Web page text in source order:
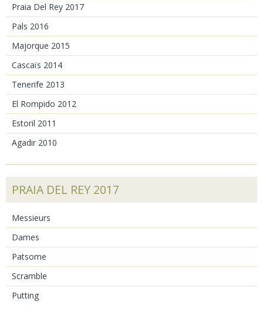
Praia Del Rey 2017
Pals 2016
Majorque 2015
Cascaïs 2014
Tenerife 2013
El Rompido 2012
Estoril 2011
Agadir 2010
PRAIA DEL REY 2017
Messieurs
Dames
Patsome
Scramble
Putting